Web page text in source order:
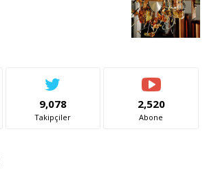
9,078
Takipçiler
2,520
Abone